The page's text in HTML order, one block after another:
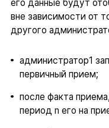
его данные будут
вне зависимости от
другого
администратор1
первичный прием;
после факта
период n его на